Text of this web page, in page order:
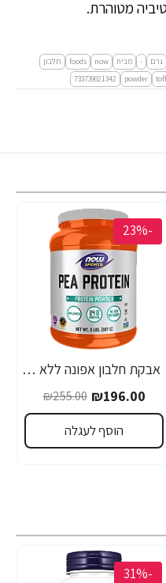
מטוהרת.
גרם - מבית now
foods
חלבון
powder
733739021342
-23%
אבקת חלבון אפונה ללא טעם 907 גרם - מבית NOW FOODS
₪196.00
₪255.00
הוסף לעגלה
-31%